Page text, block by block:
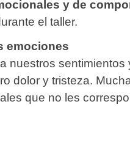
y de
el taller.
emociones
nuestros sentimientos
dolor y tristeza.
que no les